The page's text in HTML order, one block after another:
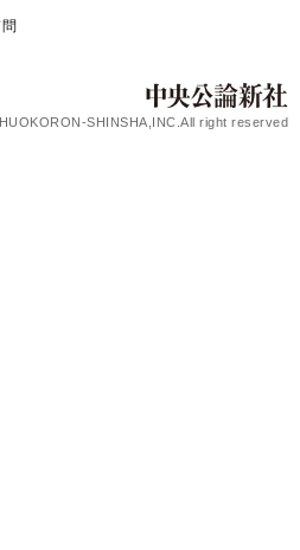
SHINSHA,INC.All right reserved